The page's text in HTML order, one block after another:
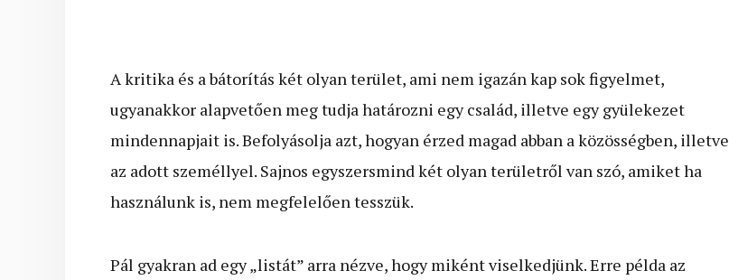
A kritika és a bátorítás két olyan terület, ami nem igazán kap sok figyelmet,
ugyanakkor alapvetően meg tudja határozni egy család, illetve egy gyülekezet
mindennapjait is. Befolyásolja azt, hogyan érzed magad abban a közösségben, illetve
az adott személlyel. Sajnos egyszersmind két olyan területről van szó, amiket ha
használunk is, nem megfelelően tesszük.
Pál gyakran ad egy „listát” arra nézve, hogy miként viselkedjünk. Erre példa az